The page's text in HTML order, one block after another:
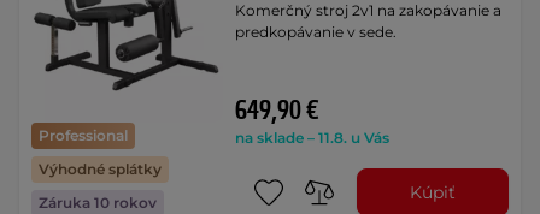
Professional
Výhodné splátky
Záruka 10 rokov
Komerčný stroj 2v1 na zakopávanie a
predkopávanie v sede.
649,90 €
na sklade – 11.8. u Vás
Kúpiť